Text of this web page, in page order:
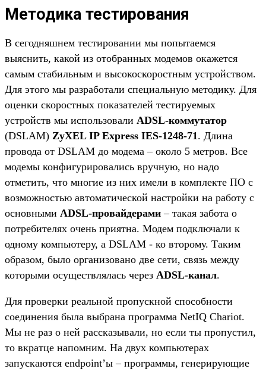
Методика тестирования
В сегодняшнем тестировании мы попытаемся
выяснить, какой из отобранных модемов окажется
самым стабильным и высокоскоростным устройством.
Для этого мы разработали специальную методику. Для
оценки скоростных показателей тестируемых
устройств мы использовали ADSL-коммутатор
(DSLAM) ZyXEL IP Express IES-1248-71. Длина
провода от DSLAM до модема – около 5 метров. Все
модемы конфигурировались вручную, но надо
отметить, что многие из них имели в комплекте ПО с
возможностью автоматической настройки на работу с
основными ADSL-провайдерами – такая забота о
потребителях очень приятна. Модем подключали к
одному компьютеру, а DSLAM - ко второму. Таким
образом, было организовано две сети, связь между
которыми осуществлялась через ADSL-канал.
Для проверки реальной пропускной способности
соединения была выбрана программа NetIQ Chariot.
Мы не раз о ней рассказывали, но если ты пропустил,
то вкратце напомним. На двух компьютерах
запускаются endpoint’ы – программы, генерирующие